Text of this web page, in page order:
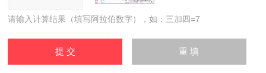
请输入计算结果（填写阿拉伯数字），如：三加四=7